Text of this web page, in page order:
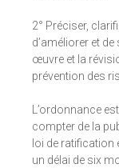
2° Préciser,
d’améliorer et
œuvre et la
prévention des
L’ordonnance
compter de la
loi de ratification
un délai de six